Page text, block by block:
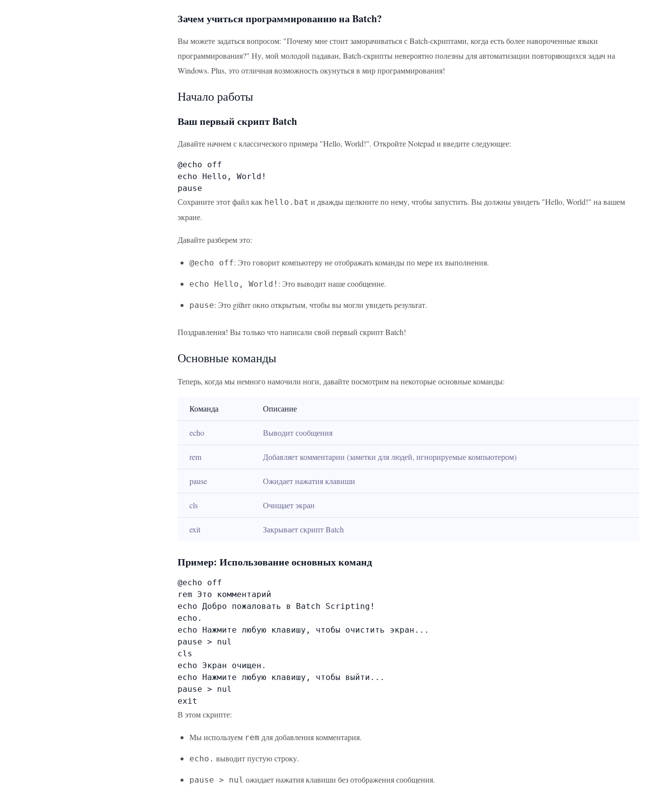
Зачем учиться программированию на Batch?
Вы можете задаться вопросом: "Почему мне стоит заморачиваться с Batch-скриптами, когда есть более навороченные языки
программирования?" Ну, мой молодой падаван, Batch-скрипты невероятно полезны для автоматизации повторяющихся задач на
Windows. Plus, это отличная возможность окунуться в мир программирования!
Начало работы
Ваш первый скрипт Batch
Давайте начнем с классического примера "Hello, World!". Откройте Notepad и введите следующее:
@echo off
echo Hello, World!
pause
Сохраните этот файл как hello.bat и дважды щелкните по нему, чтобы запустить. Вы должны увидеть "Hello, World!" на вашем
экране.
Давайте разберем это:
@echo off: Это говорит компьютеру не отображать команды по мере их выполнения.
echo Hello, World! : Это выводит наше сообщение.
pause: Это giữит окно открытым, чтобы вы могли увидеть результат.
Поздравления! Вы только что написали свой первый скрипт Batch!
Основные команды
Теперь, когда мы немного намочили ноги, давайте посмотрим на некоторые основные команды:
Команда Описание
echo Выводит сообщения
rem Добавляет комментарии (заметки для людей, игнорируемые компьютером)
pause Ожидает нажатия клавиши
cls Очищает экран
exit Закрывает скрипт Batch
Пример: Использование основных команд
@echo off
rem Это комментарий
echo Добро пожаловать в Batch Scripting!
echo.
echo Нажмите любую клавишу, чтобы очистить экран...
pause > nul
cls
echo Экран очищен.
echo Нажмите любую клавишу, чтобы выйти...
pause > nul
exit
В этом скрипте:
Мы используем rem для добавления комментария.
echo. выводит пустую строку.
pause > nul ожидает нажатия клавиши без отображения сообщения.